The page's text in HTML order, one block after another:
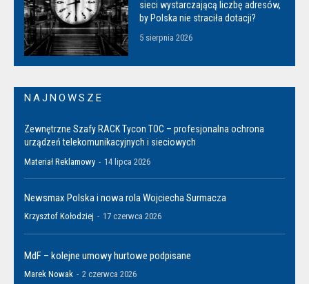
sieci wystarczającą liczbę adresów,
by Polska nie straciła dotacji?
5 sierpnia 2026
NAJNOWSZE
Zewnętrzne Szafy RACK Tycon TOC – profesjonalna ochrona
urządzeń telekomunikacyjnych i sieciowych
Materiał Reklamowy - 14 lipca 2026
Newsmax Polska i nowa rola Wojciecha Surmacza
Krzysztof Kołodziej - 17 czerwca 2026
MdF – kolejne umowy hurtowe podpisane
Marek Nowak - 2 czerwca 2026